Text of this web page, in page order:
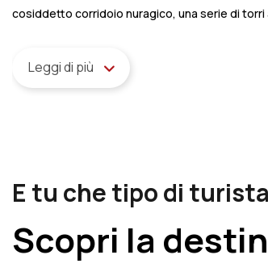
cosiddetto corridoio nuragico, una serie di torri
Leggi di più
E tu che tipo di
Scopri la